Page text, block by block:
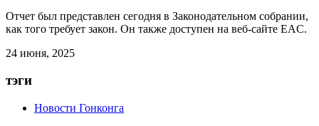
Отчет был представлен сегодня в Законодательном собрании,
как того требует закон. Он также доступен на веб-сайте EAC.
24 июня, 2025
тэги
Новости Гонконга